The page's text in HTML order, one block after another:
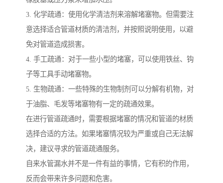
3. 化学疏通：使用化学清洁剂来溶解堵塞物。但需要注
意选择适合管道材质的清洁剂，并按照说明使用，以避
免对管道造成损害。
4. 手工疏通：对于一些小型的堵塞，可以使用铁丝、钩
子等工具手动堵塞物。
5. 生物疏通：一些特殊的生物制剂可以分解有机物，对
于油脂、毛发等堵塞物有一定的疏通效果。
在进行管道疏通时，需要根据堵塞的情况和管道的材质
选择合适的方法。如果堵塞情况较为严重或自己无法解
决，建议寻求的管道疏通服务。
自来水管漏水并不是一件有益的事情，它有积的作用，
反而会带来许多问题和危害。